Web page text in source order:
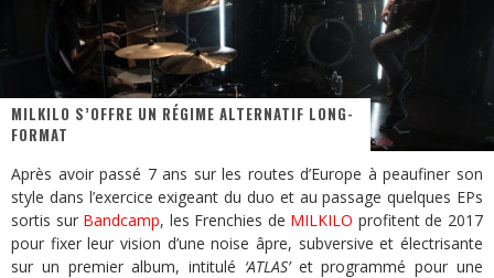
Introducing Newcomer : Gudewife
MILKILO S’OFFRE UN RÉGIME ALTERNATIF LONG-
FORMAT
Après avoir passé 7 ans sur les routes d’Europe à peaufiner son
style dans l’exercice exigeant du duo et au passage quelques EPs
sortis sur Bandcamp, les Frenchies de MILKILO profitent de 2017
pour fixer leur vision d’une noise âpre, subversive et électrisante
sur un premier album, intitulé ‘ATLAS’et programmé pour une